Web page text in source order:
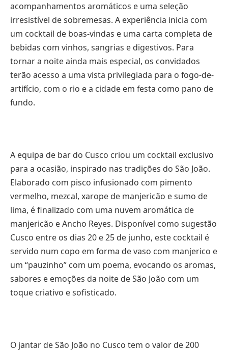
acompanhamentos aromáticos e uma seleção
irresistível de sobremesas. A experiência inicia com
um cocktail de boas-vindas e uma carta completa de
bebidas com vinhos, sangrias e digestivos. Para
tornar a noite ainda mais especial, os convidados
terão acesso a uma vista privilegiada para o fogo-de-
artifício, com o rio e a cidade em festa como pano de
fundo.
A equipa de bar do Cusco criou um cocktail exclusivo
para a ocasião, inspirado nas tradições do São João.
Elaborado com pisco infusionado com pimento
vermelho, mezcal, xarope de manjericão e sumo de
lima, é finalizado com uma nuvem aromática de
manjericão e Ancho Reyes. Disponível como sugestão
Cusco entre os dias 20 e 25 de junho, este cocktail é
servido num copo em forma de vaso com manjerico e
um “pauzinho” com um poema, evocando os aromas,
sabores e emoções da noite de São João com um
toque criativo e sofisticado.
O jantar de São João no Cusco tem o valor de 200